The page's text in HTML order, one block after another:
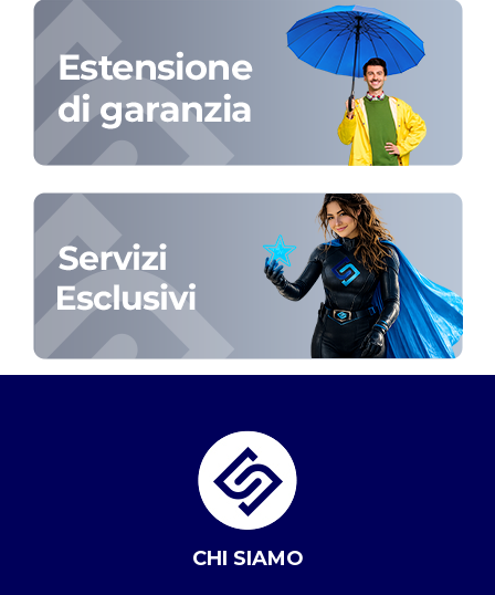
CHI SIAMO